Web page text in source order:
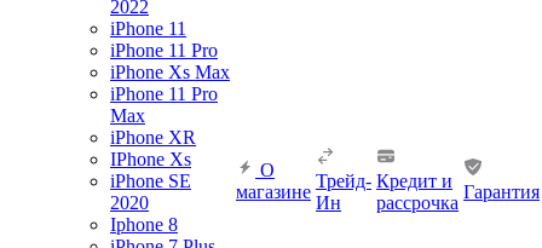
2022
iPhone 11
iPhone 11 Pro
iPhone Xs Max
iPhone 11 Pro
Max
iPhone XR
IPhone Xs
iPhone SE
2020
Iphone 8
О
магазине
Трейд-
Ин
Кредит и
рассрочка
Гарантия